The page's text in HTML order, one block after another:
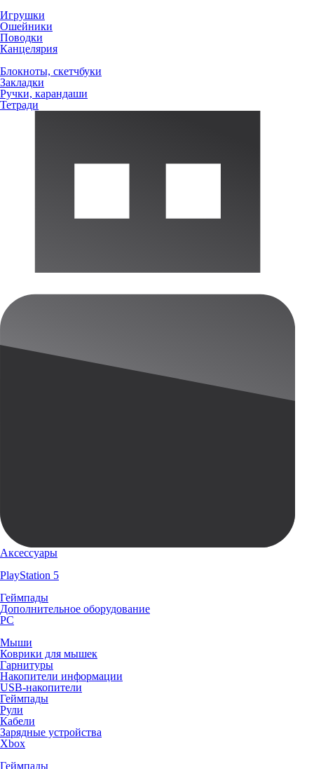
Игрушки
Ошейники
Поводки
Канцелярия
Блокноты, скетчбуки
Закладки
Ручки, карандаши
Тетради
Аксессуары
PlayStation 5
Геймпады
Дополнительное оборудование
PC
Мыши
Коврики для мышек
Гарнитуры
Накопители информации
USB-накопители
Геймпады
Рули
Кабели
Зарядные устройства
Xbox
Геймпады